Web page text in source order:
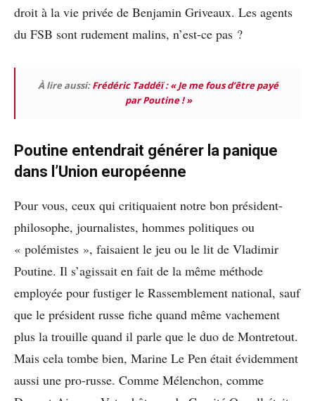
droit à la vie privée de Benjamin Griveaux. Les agents
du FSB sont rudement malins, n’est-ce pas ?
À lire aussi:Frédéric Taddéï : « Je me fous d’être payé
par Poutine ! »
Poutine entendrait générer la panique
dans l’Union européenne
Pour vous, ceux qui critiquaient notre bon président-
philosophe, journalistes, hommes politiques ou
« polémistes », faisaient le jeu ou le lit de Vladimir
Poutine. Il s’agissait en fait de la même méthode
employée pour fustiger le Rassemblement national, sauf
que le président russe fiche quand même vachement
plus la trouille quand il parle que le duo de Montretout.
Mais cela tombe bien, Marine Le Pen était évidemment
aussi une pro-russe. Comme Mélenchon, comme